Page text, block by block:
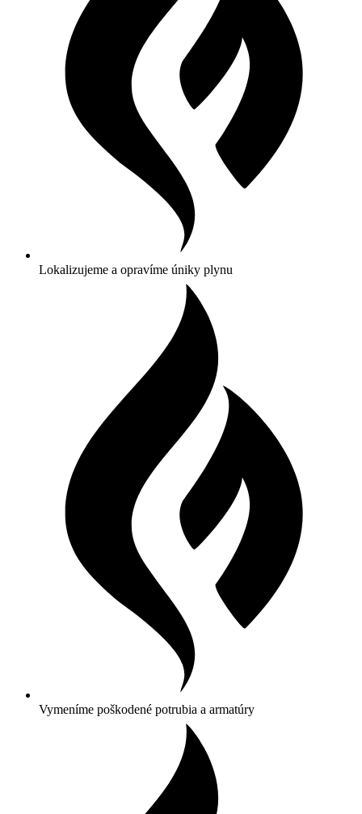
Lokalizujeme a opravíme úniky plynu
Vymeníme poškodené potrubia a armatúry